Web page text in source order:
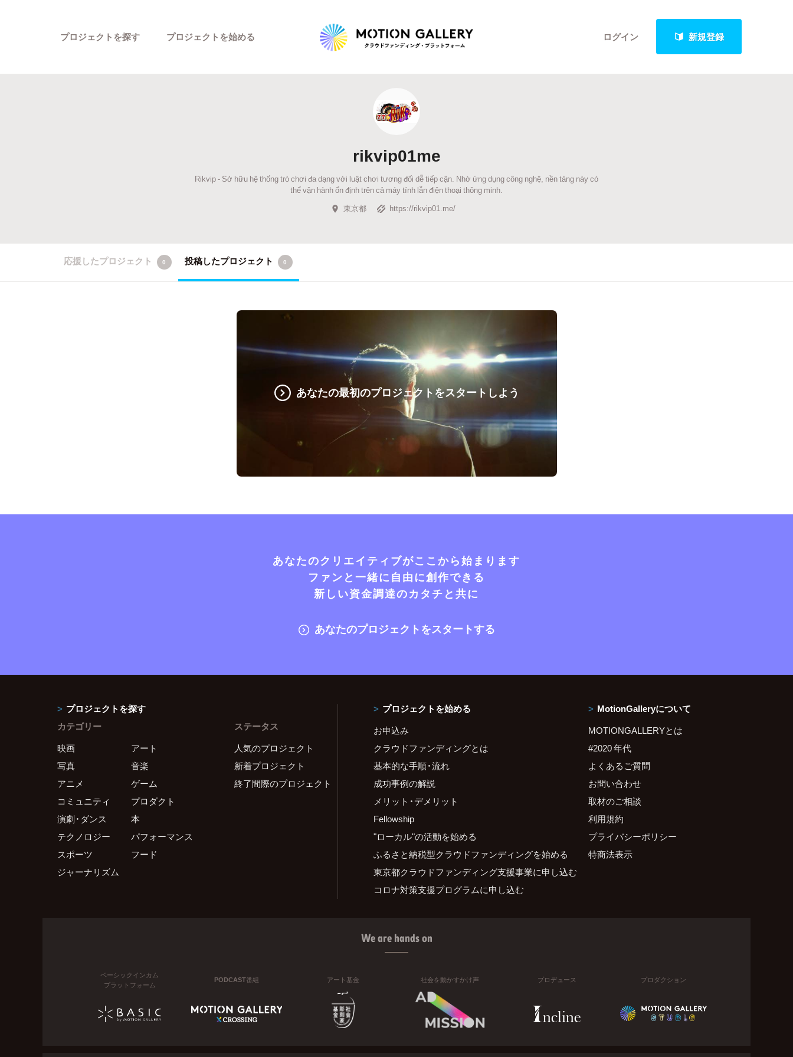
ログイン 新規登録
プロジェクトを探す
新着プロジェクト
Feature
カテゴリーから探す タグから探す キュレーターから探す 特集から探す 最新進捗報告から探す
プロジェクトを始める
rikvip01me
Rikvip - Sở hữu hệ thống trò chơi đa dạng với luật chơi tương đối dễ tiếp cận. Nhờ ứng dụng công nghệ, nền tảng này có
thể vận hành ổn định trên cả máy tính lẫn điện thoại thông minh.
東京都
https://rikvip01.me/
応援したプロジェクト 0 投稿したプロジェクト 0
あなたの最初のプロジェクトをスタートしよう
あなたのクリエイティブがここから始まります
ファンと一緒に自由に創作できる
新しい資金調達のカタチと共に
あなたのプロジェクトをスタートする
プロジェクトを探す
カテゴリー
映画
アート
写真
音楽
アニメ
ゲーム
コミュニティ
プロダクト
演劇・ダンス
本
テクノロジー
パフォーマンス
スポーツ
フード
ジャーナリズム
ステータス
人気のプロジェクト
新着プロジェクト
終了間際のプロジェクト
プロジェクトを始める
お申込み
クラウドファンディングとは
基本的な手順・流れ
成功事例の解説
メリット・デメリット
Fellowship
"ローカル"の活動を始める
ふるさと納税型クラウドファンディングを始める
東京都クラウドファンディング支援事業に申し込む
コロナ対策支援プログラムに申し込む
MotionGalleryについて
MOTIONGALLERYとは
#2020 年代
よくあるご質問
お問い合わせ
取材のご相談
利用規約
プライバシーポリシー
特商法表示
We are hands on
ベーシックインカム
プラットフォーム
PODCAST番組 アート基金 社会を動かすかけ声 プロデュース プロダクション